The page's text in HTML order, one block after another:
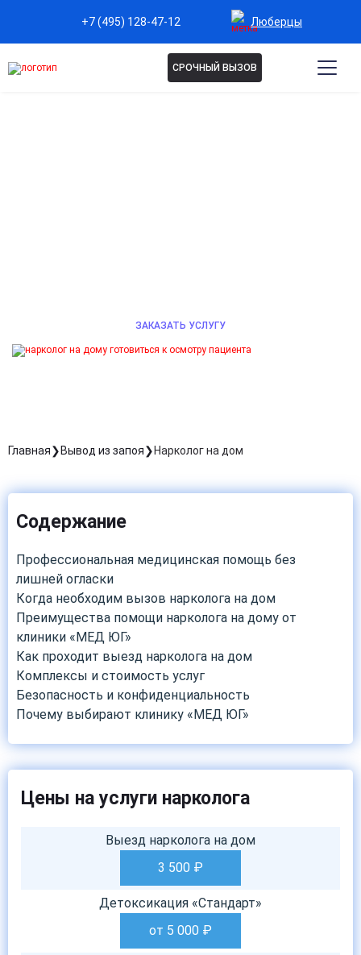
+7 (495) 128-47-12 Люберцы
СРОЧНЫЙ ВЫЗОВ
ЗАКАЗАТЬ УСЛУГУ
Главная Вывод из запоя Нарколог на дом
Содержание
Профессиональная медицинская помощь без
лишней огласки
Когда необходим вызов нарколога на дом
Преимущества помощи нарколога на дому от
клиники «МЕД ЮГ»
Как проходит выезд нарколога на дом
Комплексы и стоимость услуг
Безопасность и конфиденциальность
Почему выбирают клинику «МЕД ЮГ»
Цены на услуги нарколога
Выезд нарколога на дом
3 500 ₽
Детоксикация «Стандарт»
от 5 000 ₽